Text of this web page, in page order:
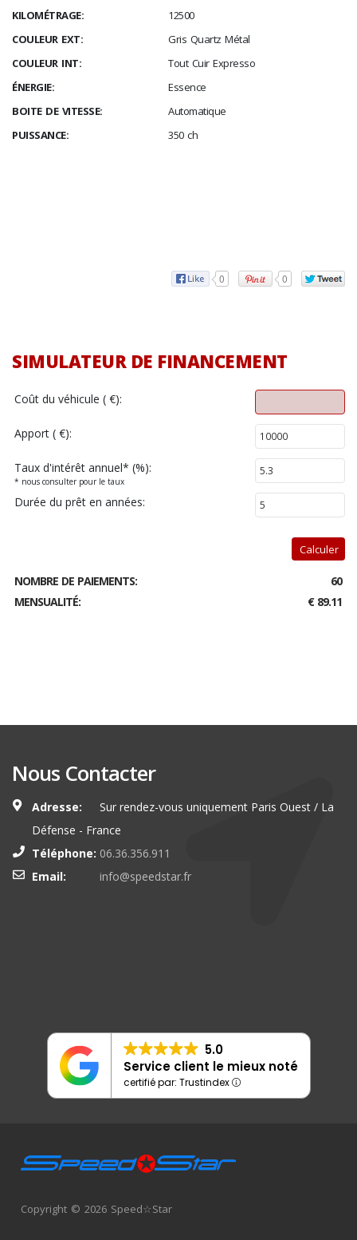
KILOMÉTRAGE:
12500
COULEUR EXT:
Gris Quartz Métal
COULEUR INT:
Tout Cuir Expresso
ÉNERGIE:
Essence
BOITE DE VITESSE:
Automatique
PUISSANCE:
350 ch
0 0
SIMULATEUR DE FINANCEMENT
Coût du véhicule ( €):
Apport ( €):
Taux d'intérêt annuel* (%):
* nous consulter pour le taux
Durée du prêt en années:
Calculer
NOMBRE DE PAIEMENTS:
60
MENSUALITÉ:
€ 89.11
Nous Contacter
Adresse:
Sur rendez-vous uniquement Paris Ouest / La
Défense - France
Téléphone: 06.36.356.911
Email:
info@speedstar.fr
5.0
Service client le mieux noté
certifié par: Trustindex
Copyright © 2026 Speed☆Star